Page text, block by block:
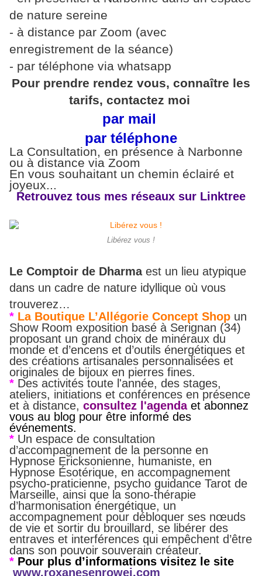
de nature sereine
- à distance par Zoom (avec
enregistrement de la séance)
- par téléphone via whatsapp
Pour prendre rendez vous, connaître les
tarifs, contactez moi
par mail
par téléphone
La Consultation, en présence à Narbonne
ou à distance via Zoom
En vous souhaitant un chemin éclairé et
joyeux...
Retrouvez tous mes réseaux sur Linktree
Libérez vous !
Le Comptoir de Dharma est un lieu atypique
dans un cadre de nature idyllique où vous
trouverez…
* La Boutique L’Allégorie Concept Shop un
Show Room exposition basé à Serignan (34)
proposant un grand choix de minéraux du
monde et d’encens et d’outils énergétiques et
des créations artisanales personnalisées et
originales de bijoux en pierres fines.
* Des activités toute l'année, des stages,
ateliers, initiations et conférences en présence
et à distance, consultez l'agenda et abonnez
vous au blog pour être informé des
événements.
* Un espace de consultation
d’accompagnement de la personne en
Hypnose Ericksonienne, humaniste, en
Hypnose Ésotérique, en accompagnement
psycho-praticienne, psycho guidance Tarot de
Marseille, ainsi que la sono-thérapie
d’harmonisation énergétique, un
accompagnement pour débloquer ses nœuds
de vie et sortir du brouillard, se libérer des
entraves et interférences qui empêchent d’être
dans son pouvoir souverain créateur.
* Pour plus d’informations visitez le site
www.roxanesenrowei.com